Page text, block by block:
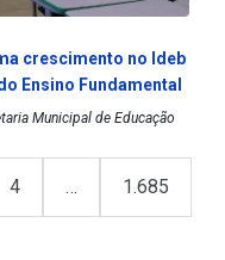
crescimento no Ideb
Ensino Fundamental
Municipal de Educação
4 … 1.685